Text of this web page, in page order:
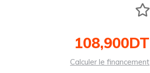
108,900DT
Calculer le financement